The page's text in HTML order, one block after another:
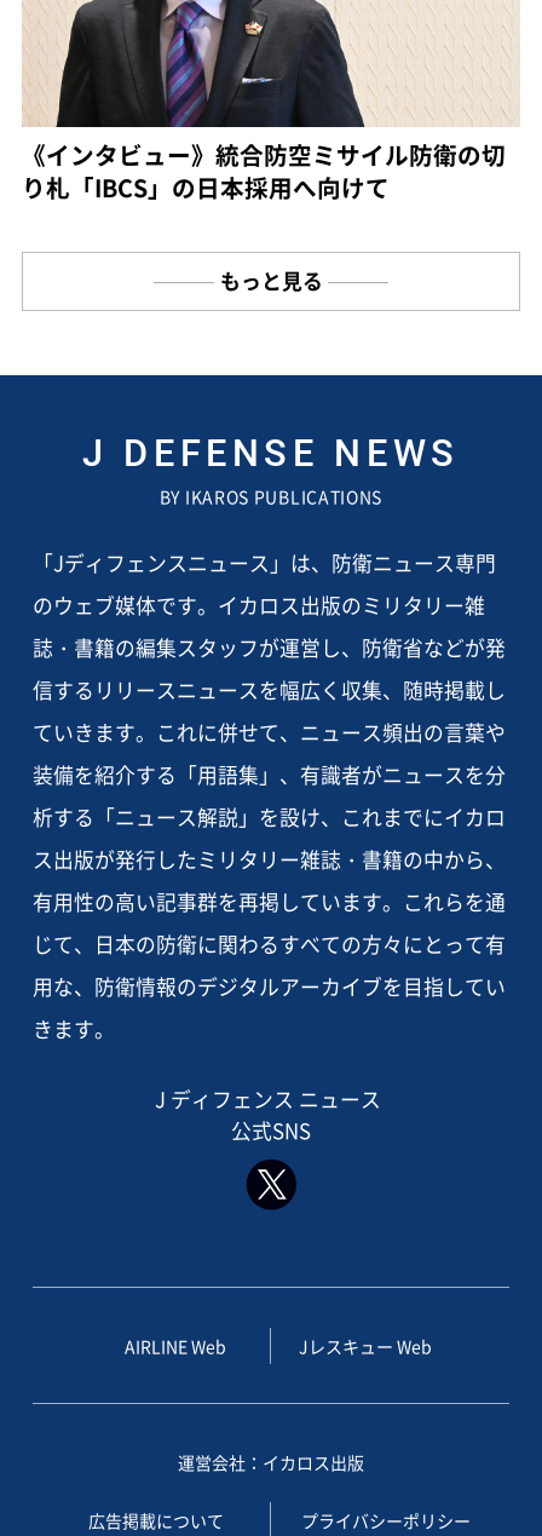
《インタビュー》統合防空ミサイル防衛の切
り札「IBCS」の日本採用へ向けて
もっと見る
J DEFENSE NEWS
BY IKAROS PUBLICATIONS
「Jディフェンスニュース」は、防衛ニュース専門
のウェブ媒体です。イカロス出版のミリタリー雑
誌・書籍の編集スタッフが運営し、防衛省などが発
信するリリースニュースを幅広く収集、随時掲載し
ていきます。これに併せて、ニュース頻出の言葉や
装備を紹介する「用語集」、有識者がニュースを分
析する「ニュース解説」を設け、これまでにイカロ
ス出版が発行したミリタリー雑誌・書籍の中から、
有用性の高い記事群を再掲しています。これらを通
じて、日本の防衛に関わるすべての方々にとって有
用な、防衛情報のデジタルアーカイブを目指してい
きます。
J ディフェンス ニュース
公式SNS
AIRLINE Web Jレスキュー Web
運営会社：イカロス出版
広告掲載について プライバシーポリシー